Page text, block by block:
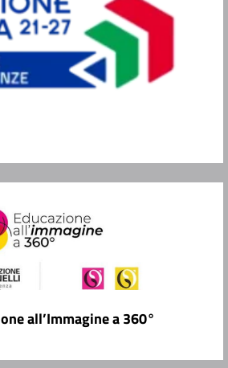
all’Immagine a 360°